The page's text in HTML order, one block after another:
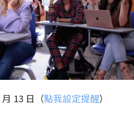
13 日（點我設定提醒）